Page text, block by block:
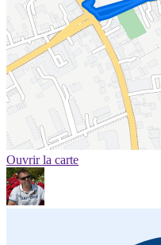
Ouvrir la carte